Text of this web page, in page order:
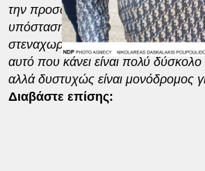
την προσωπικότητά του, την
υπόσταση και τη φυσική του
στεναχωρημένος, πικραμένος,
αυτό που κάνει είναι πολύ
αλλά δυστυχώς είναι μονόδρομος
Διαβάστε επίσης: